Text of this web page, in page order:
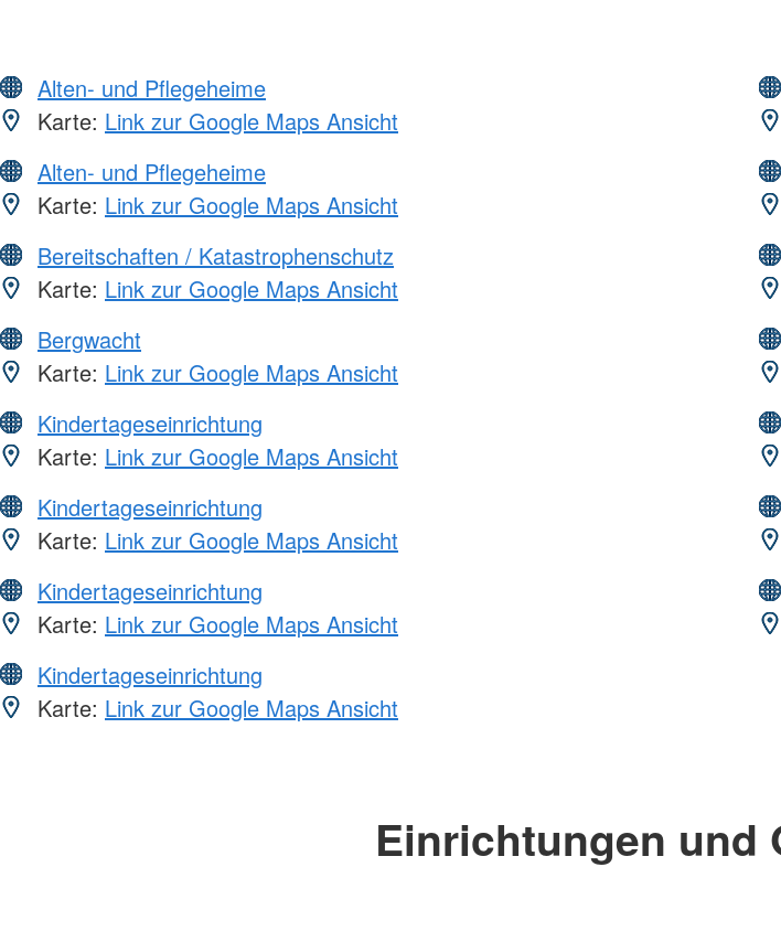
Alten- und Pflegeheime
Karte: Link zur Google Maps Ansicht
Alten- und Pflegeheime
Karte: Link zur Google Maps Ansicht
Bereitschaften / Katastrophenschutz
Karte: Link zur Google Maps Ansicht
Bergwacht
Karte: Link zur Google Maps Ansicht
Kindertageseinrichtung
Karte: Link zur Google Maps Ansicht
Kindertageseinrichtung
Karte: Link zur Google Maps Ansicht
Kindertageseinrichtung
Karte: Link zur Google Maps Ansicht
Kindertageseinrichtung
Karte: Link zur Google Maps Ansicht
Einrichtungen und